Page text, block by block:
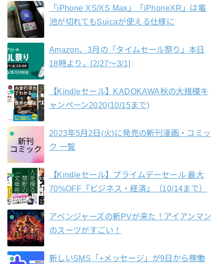
「iPhone XS/XS Max」「iPhoneXR」は電
池が切れてもSuicaが使える仕様に
Amazon、3月の「タイムセール祭り」本日
18時より。[2/27〜3/1]
【Kindleセール】KADOKAWA秋の大規模キ
ャンペーン2020(10/15まで)
2023年5月2日(火)に発売の新刊漫画・コミッ
ク 一覧
【Kindleセール】プライムデーセール 最大
70%OFF『ビジネス・経済』（10/14まで）
アベンジャーズの新PVが来た！アイアンマン
のスーツがすごい！
新しいSMS「+メッセージ」が9日から稼働